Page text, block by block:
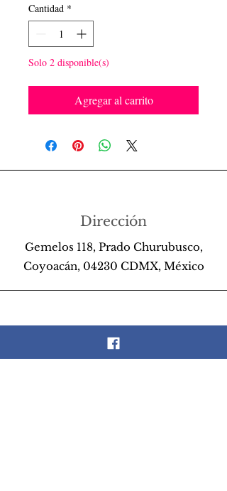
Cantidad *
Solo 2 disponible(s)
Agregar al carrito
Dirección
Gemelos 118, Prado Churubusco,
Coyoacán, 04230 CDMX, México
Teléfono
55 26 89 13 14